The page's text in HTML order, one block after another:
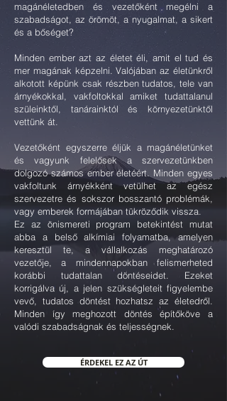
magánéletedben és vezetőként megélni a
szabadságot, az örömöt, a nyugalmat, a sikert
és a bőséget?
Minden ember azt az életet éli, amit el tud és
mer magának képzelni. Valójában az életünkről
alkotott képünk csak részben tudatos, tele van
árnyékokkal, vakfoltokkal amiket tudattalanul
szüleinktől, tanárainktól és környezetünktől
vettünk át.
Vezetőként egyszerre éljük a magánéletünket
és vagyunk felelősek a szervezetünkben
dolgozó számos ember életéért. Minden egyes
vakfoltunk árnyékként vetülhet az egész
szervezetre és sokszor bosszantó problémák,
vagy emberek formájában tükröződik vissza.
Ez az önismereti program betekintést mutat
abba a belső alkímiai folyamatba, amelyen
keresztül te, a vállalkozás meghatározó
vezetője, a mindennapokban felismerheted
korábbi tudattalan döntéseidet. Ezeket
korrigálva új, a jelen szükségleteit figyelembe
vevő, tudatos döntést hozhatsz az életedről.
Minden így meghozott döntés építőköve a
valódi szabadságnak és teljességnek.
ÉRDEKEL EZ AZ ÚT